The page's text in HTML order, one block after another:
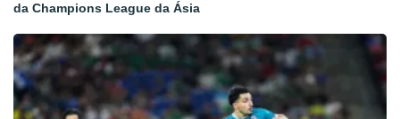
da Champions League da Ásia